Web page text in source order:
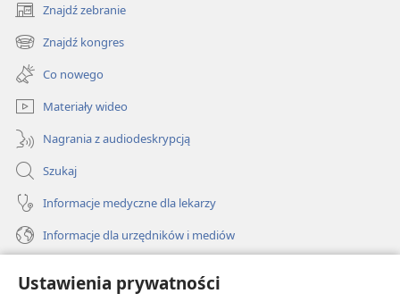
Ustawienia prywatności
Znajdź zebranie
(opens
new
window)
Znajdź kongres
(opens
new
window)
Co nowego
Materiały wideo
Nagrania z audiodeskrypcją
Szukaj
Informacje medyczne dla lekarzy
Informacje dla urzędników i mediów